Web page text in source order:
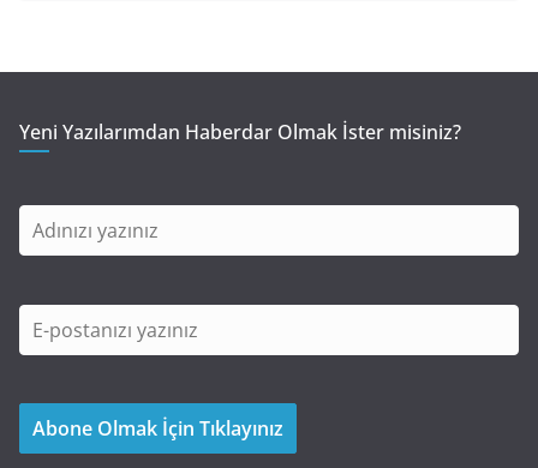
Yeni Yazılarımdan Haberdar Olmak İster misiniz?